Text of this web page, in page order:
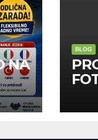
NA
BLOG